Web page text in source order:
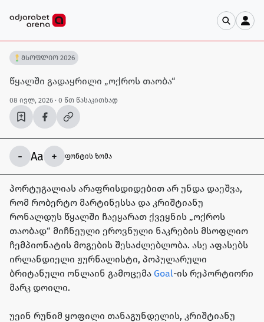
მსოფლიო 2026
წყალში გადაყრილი „ოქროს თაობა“
08 ივლ, 2026 · 0 წთ წასაკითხად
- Aa + ფონტის ზომა
პორტუგალიას არაფრისდიდებით არ უნდა დაეშვა,
რომ რობერტო მარტინესსა და კრიშტიანუ
რონალდუს წყალში ჩაეყარათ ქვეყნის „ოქროს
თაობად“ მიჩნეული ეროვნული ნაკრების მსოფლიო
ჩემპიონატის მოგების შესაძლებლობა. ასე აფასებს
ირლანდიელი ჟურნალისტი, პოპულარული
ბრიტანული ონლაინ გამოცემა Goal-ის რეპორტიორი
მარკ დოილი.
უეინ რუნიმ ყოფილი თანაგუნდელის, კრიშტიანუ